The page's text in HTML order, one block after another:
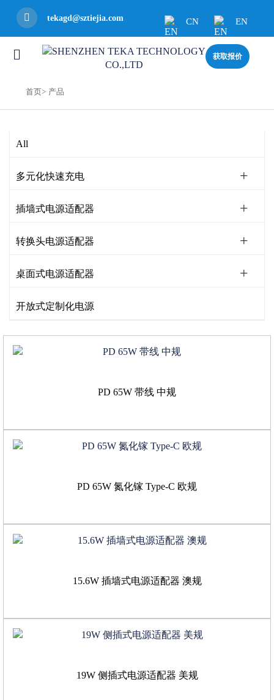
tekagd@sztiejia.com CN EN
获取报价
首页> 产品
All
多元化快速充电
插墙式电源适配器
转换头电源适配器
桌面式电源适配器
开放式定制化电源
PD 65W 带线 中规
PD 65W 氮化镓 Type-C 欧规
15.6W 插墙式电源适配器 澳规
19W 侧插式电源适配器 美规